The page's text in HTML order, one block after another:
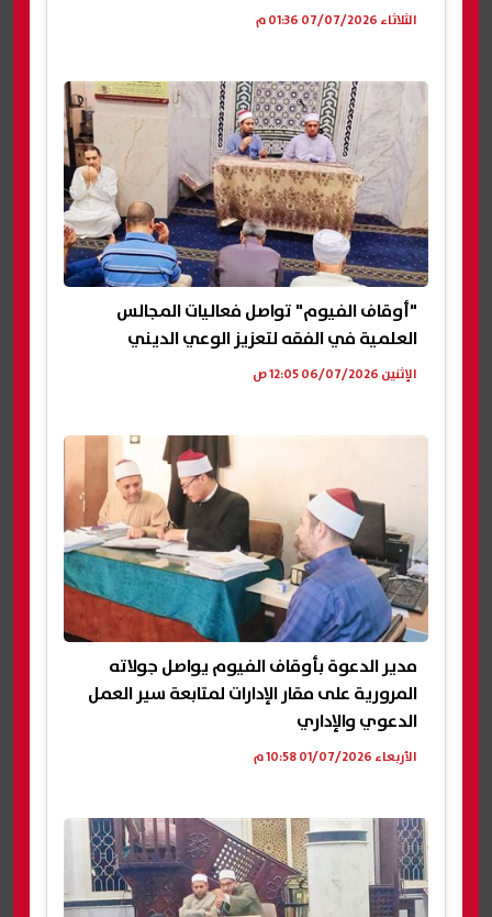
الثلاثاء 07/07/2026 01:36 م
"أوقاف الفيوم" تواصل فعاليات المجالس
العلمية في الفقه لتعزيز الوعي الديني
الإثنين 06/07/2026 12:05 ص
مدير الدعوة بأوقاف الفيوم يواصل جولاته
المرورية على مقار الإدارات لمتابعة سير العمل
الدعوي والإداري
الأربعاء 01/07/2026 10:58 م